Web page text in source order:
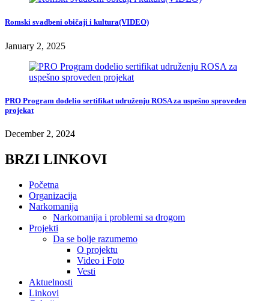
Romski svadbeni običaji i kultura(VIDEO)
January 2, 2025
PRO Program dodelio sertifikat udruženju ROSA za uspešno sproveden
projekat
December 2, 2024
BRZI LINKOVI
Početna
Organizacija
Narkomanija
Narkomanija i problemi sa drogom
Projekti
Da se bolje razumemo
O projektu
Video i Foto
Vesti
Aktuelnosti
Linkovi